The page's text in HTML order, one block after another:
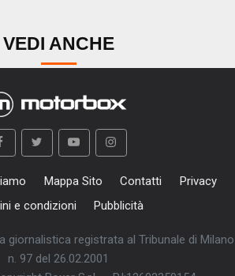
VEDI ANCHE
Mappa Sito Contatti
Privacy
e condizioni
Pubblicità
giornalistica registrata al Tribunale di Milano
n. 97 del 26.02.2001